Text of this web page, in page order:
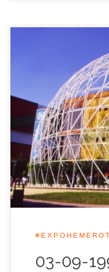
Aquel 3 de
Expo 92 el Día de
Naciones Unidas
Programa de las
el Fondo de las
03-09-